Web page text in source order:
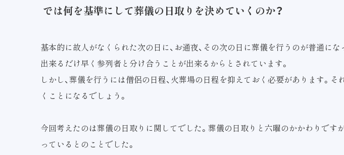
では何を基準にして葬儀の日取りを決めていくのか？
基本的に故人がなくられた次の日に、お通夜、その次の日に葬儀を行うのが普通に
出来るだけ早く参列者と分け合うことが出来るからとされています。
しかし、葬儀を行うには僧侶の日程、火葬場の日程を抑えておく必要があります。
くことになるでしょう。
今回考えたのは葬儀の日取りに関してでした。葬儀の日取りと六曜のかかわりです
っているとのことでした。